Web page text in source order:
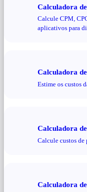
Calculadora
Calcule CPM,
aplicativos para
Calculadora
Estime os custos
Calculadora
Calcule custos de
Calculadora